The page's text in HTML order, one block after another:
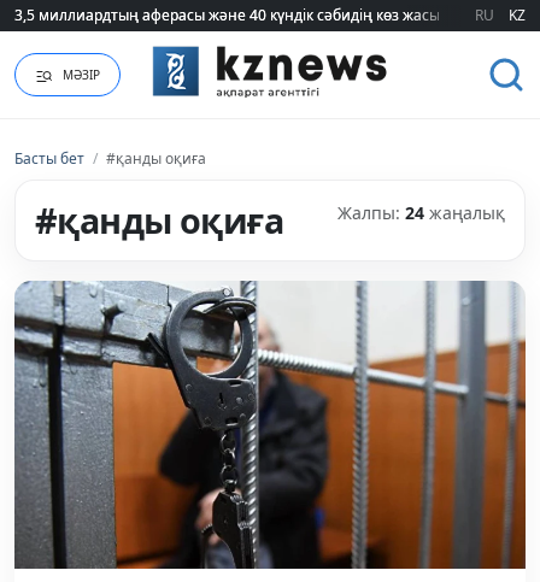
3,5 миллиардтың аферасы және 40 күндік сәбидің көз жасы:
3,5 миллиардтың аферасы және 40 күндік сәбидің көз жасы: RU KZ
МӘЗІР
Басты бет / #қанды оқиға
#қанды оқиға Жалпы: 24 жаңалық